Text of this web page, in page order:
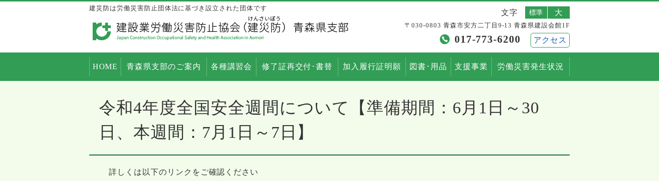
建災防は労働災害防止団体法に基づき設立された団体です 文字 標準 大
〒030-0803 青森市安方二丁目9-13 青森県建設会館1F
017-773-6200 アクセス
HOME 青森県支部のご案内 各種講習会 修了証再交付･書替 加入履行証明願 図書･用品 支援事業 労働災害発生状況
令和4年度全国安全週間について【準備期間：6月1日～30
日、本週間：7月1日～7日】
詳しくは以下のリンクをご確認ください